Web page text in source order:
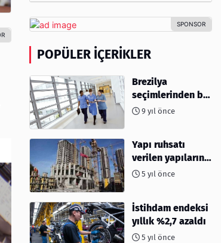
POPÜLER İÇERIKLER
Brezilya
seçimlerinden bu
yana hemşire
9 yıl önce
Yapı ruhsatı
verilen yapıların
yüzölçümü %40,8
5 yıl önce
İstihdam endeksi
yıllık %2,7 azaldı
5 yıl önce